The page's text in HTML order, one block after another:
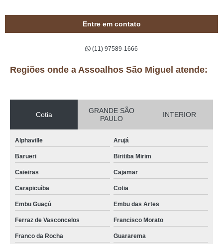
Entre em contato
(11) 97589-1666
Regiões onde a Assoalhos São Miguel atende:
Cotia
GRANDE SÃO
PAULO
INTERIOR
Alphaville Arujá
Barueri Biritiba Mirim
Caieiras Cajamar
Carapicuíba Cotia
Embu Guaçú Embu das Artes
Ferraz de Vasconcelos Francisco Morato
Franco da Rocha Guararema